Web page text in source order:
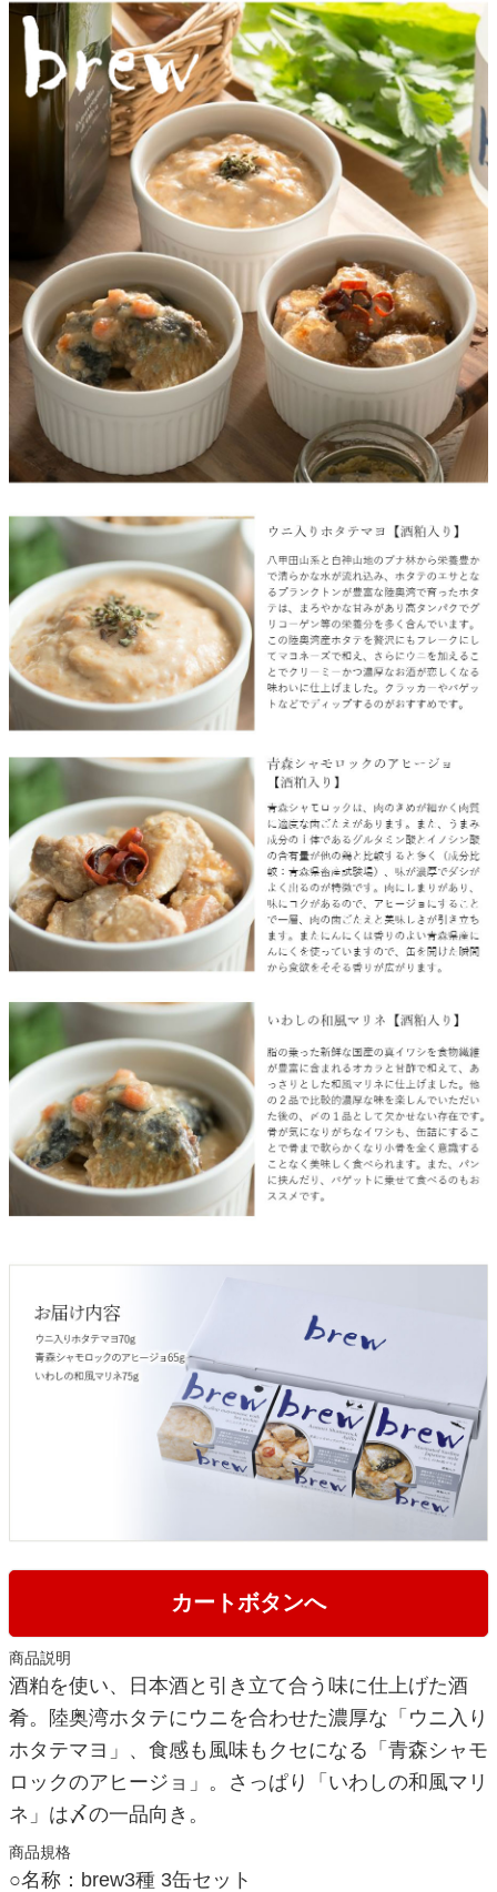
カートボタンへ
商品説明
酒粕を使い、日本酒と引き立て合う味に仕上げた酒
肴。陸奥湾ホタテにウニを合わせた濃厚な「ウニ入り
ホタテマヨ」、食感も風味もクセになる「青森シャモ
ロックのアヒージョ」。さっぱり「いわしの和風マリ
ネ」は〆の一品向き。
商品規格
○名称：brew3種 3缶セット